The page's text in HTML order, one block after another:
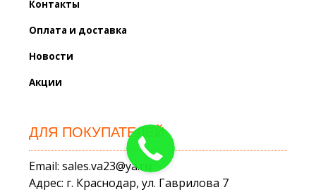
Контакты
Оплата и доставка
Новости
Акции
ДЛЯ ПОКУПАТЕЛЕЙ
Email: sales.va23@ya.ru
Адрес: г. Краснодар, ул. Гаврилова 7